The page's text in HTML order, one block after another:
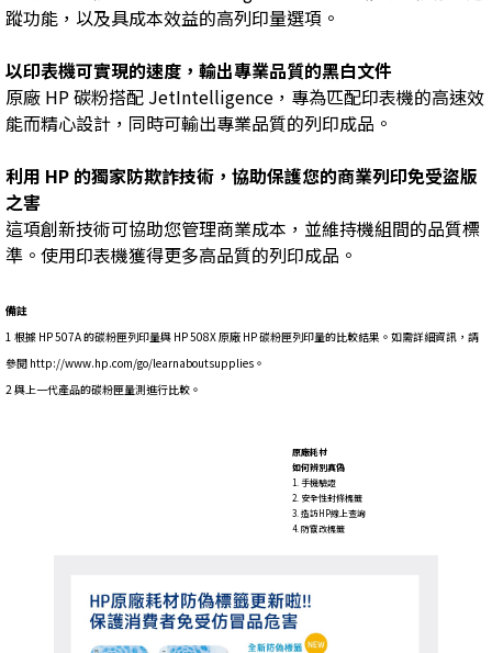
蹤功能，以及具成本效益的高列印量選項。
以印表機可實現的速度，輸出專業品質的黑白文件
原廠 HP 碳粉搭配 JetIntelligence，專為匹配印表機的高速效
能而精心設計，同時可輸出專業品質的列印成品。
利用 HP 的獨家防欺詐技術，協助保護您的商業列印免受盜版
之害
這項創新技術可協助您管理商業成本，並維持機組間的品質標
準。使用印表機獲得更多高品質的列印成品。
備註
1 根據 HP 507A 的碳粉匣列印量與 HP 508X 原廠 HP 碳粉匣列印量的比較結果。如需詳細資訊，請
參閱 http://www.hp.com/go/learnaboutsupplies。
2 與上一代產品的碳粉匣量測進行比較。
原廠耗材
如何辨別真偽
1. 手機驗證
2. 安全性封條標籤
3. 造訪HP線上查詢
4. 防竄改標籤